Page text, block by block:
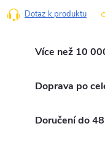
Dotaz k produktu
Více než 10
Doprava po
Doručení do